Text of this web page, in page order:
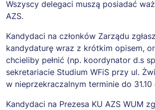
Wszyscy delegaci muszą posiadać
AZS.
Kandydaci na członków Zarządu
kandydaturę wraz z krótkim opisem,
chcieliby pełnić (np. koordynator d.s
sekretariacie Studium WFiS przy ul.
w nieprzekraczalnym terminie do
Kandydaci na Prezesa KU AZS WUM